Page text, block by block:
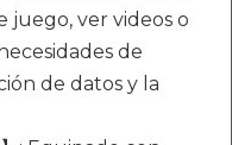
juego, ver videos o
de
de datos y la